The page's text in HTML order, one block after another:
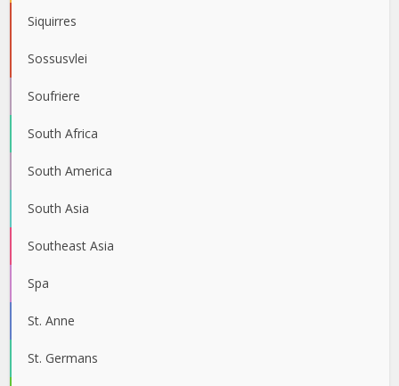
Siquirres
Sossusvlei
Soufriere
South Africa
South America
South Asia
Southeast Asia
Spa
St. Anne
St. Germans